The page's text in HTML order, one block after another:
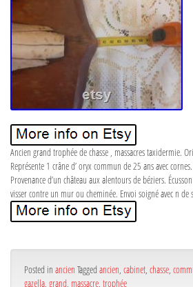
Ancien grand trophée de chasse , massacres taxidermie.
Représente 1 crâne d’ oryx commun de 25 ans avec
Provenance d’un château aux alentours de béziers.
visser contre un mur ou cheminée. Envoi soigné avec n de
Posted in ancien Tagged ancien, cabinet, chasse,
gazella, grand, massacre, trophée